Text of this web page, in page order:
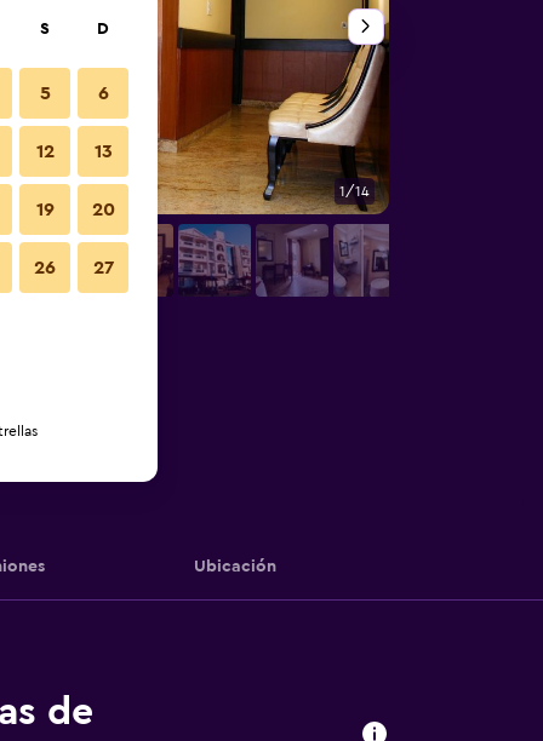
1/14
Ubicación
de
S D
5 6
12 13
19 20
26 27